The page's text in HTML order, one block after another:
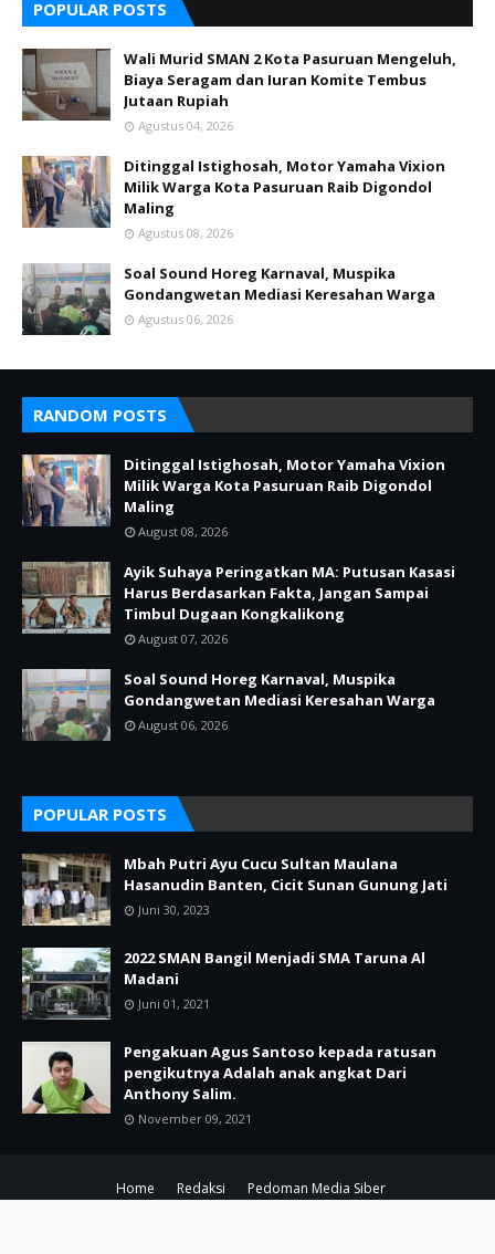
POPULAR POSTS
Wali Murid SMAN 2 Kota Pasuruan Mengeluh,
Biaya Seragam dan Iuran Komite Tembus
Jutaan Rupiah
Agustus 04, 2026
Ditinggal Istighosah, Motor Yamaha Vixion
Milik Warga Kota Pasuruan Raib Digondol
Maling
Agustus 08, 2026
Soal Sound Horeg Karnaval, Muspika
Gondangwetan Mediasi Keresahan Warga
Agustus 06, 2026
RANDOM POSTS
Ditinggal Istighosah, Motor Yamaha Vixion
Milik Warga Kota Pasuruan Raib Digondol
Maling
August 08, 2026
Ayik Suhaya Peringatkan MA: Putusan Kasasi
Harus Berdasarkan Fakta, Jangan Sampai
Timbul Dugaan Kongkalikong
August 07, 2026
Soal Sound Horeg Karnaval, Muspika
Gondangwetan Mediasi Keresahan Warga
August 06, 2026
POPULAR POSTS
Mbah Putri Ayu Cucu Sultan Maulana
Hasanudin Banten, Cicit Sunan Gunung Jati
Juni 30, 2023
2022 SMAN Bangil Menjadi SMA Taruna Al
Madani
Juni 01, 2021
Pengakuan Agus Santoso kepada ratusan
pengikutnya Adalah anak angkat Dari
Anthony Salim.
November 09, 2021
Home Redaksi
Pedoman Media Siber